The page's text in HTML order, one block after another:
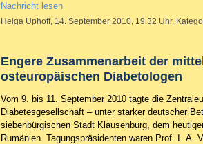
Nachricht lesen
Helga Uphoff, 14. September 2010, 19.32 Uhr,
Engere Zusammenarbeit der
osteuropäischen Diabetologen
Vom 9. bis 11. September 2010 tagte die
Diabetesgesellschaft – unter starker deutscher
siebenbürgischen Stadt Klausenburg, dem
Rumänien. Tagungspräsidenten waren Prof. I. A.